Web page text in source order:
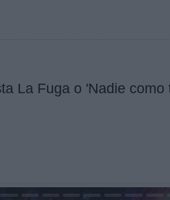
La Fuga o 'Nadie como